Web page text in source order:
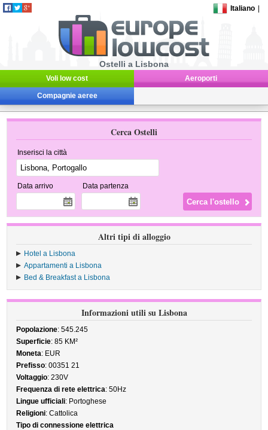
Italiano
Ostelli a Lisbona
Voli low cost Aeroporti
Compagnie aeree
Cerca Ostelli
Inserisci la città
Data arrivo Data partenza
Altri tipi di alloggio
Hotel a Lisbona
Appartamenti a Lisbona
Bed & Breakfast a Lisbona
Informazioni utili su Lisbona
Popolazione: 545.245
Superficie: 85 KM²
Moneta: EUR
Prefisso: 00351 21
Voltaggio: 230V
Frequenza di rete elettrica: 50Hz
Lingue ufficiali: Portoghese
Religioni: Cattolica
Tipo di connessione elettrica